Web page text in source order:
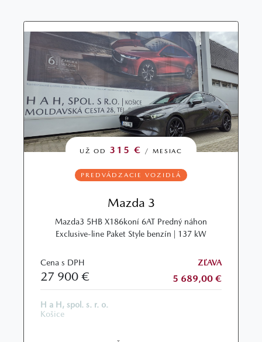
UŽ OD 315 € / MESIAC
PREDVÁDZACIE VOZIDLÁ
Mazda 3
Mazda3 5HB X186koní 6AT Predný náhon
Exclusive-line Paket Style benzín | 137 kW
Cena s DPH
27 900 €
ZĽAVA
5 689,00 €
H a H, spol. s. r. o.
Košice